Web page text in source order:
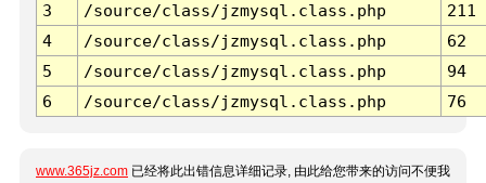
3 /source/class/jzmysql.class.php
211
4
/source/class/jzmysql.class.php
62
5
/source/class/jzmysql.class.php
94
6
/source/class/jzmysql.class.php 76
www.365jz.com 已经将此出错信息详细记录, 由此给您带来的访问不便我